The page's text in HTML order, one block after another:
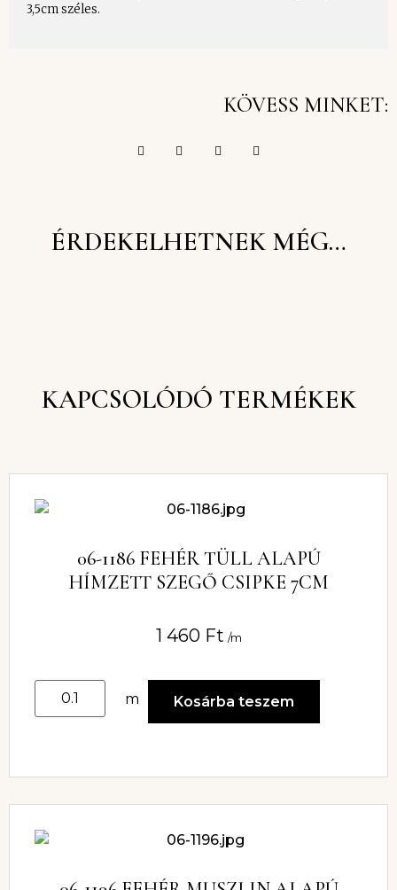
3,5cm széles.
KÖVESS MINKET:
ÉRDEKELHETNEK MÉG…
KAPCSOLÓDÓ TERMÉKEK
06-1186 FEHÉR TÜLL ALAPÚ
HÍMZETT SZEGŐ CSIPKE 7CM
1 460 Ft /m
m Kosárba teszem